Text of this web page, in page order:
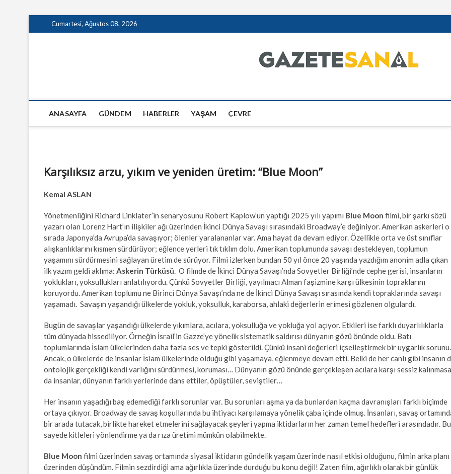
to
Cumartesi, Ağustos 08, 2026
ANASAYFA GÜNDEM HABERLER YAŞAM ÇEVRE
Karşılıksız arzu, yıkım ve yeniden üretim: “Blue Moon”
Kemal ASLAN
Yönetmenliğini Richard Linklater’in senaryosunu Robert Kaplow’un yaptığı 2025 yılı yapımı Blue Moon filmi, bir şarkı sözü
yazarı olan Lorenz Hart’ın ilişkiler ağı üzerinden İkinci Dünya Savaşı sırasındaki Broadway’e değiniyor. Amerikan askerleri o
sırada Japonya’da Avrupa’da savaşıyor; ölenler yaralananlar var. Ama hayat da devam ediyor. Özellikle orta ve üst sınıflar
alışkanlıklarını kısmen sürdürüyor; eğlence yerleri tık tıklım dolu. Amerikan toplumunda savaşı destekleyen, toplumun
yaşamını sürdürmesini sağlayan üretim de sürüyor. Filmi izlerken bundan 50 yıl önce 20 yaşında yazdığım anonim adla çıkan
ilk yazım geldi aklıma: Askerin Türküsü . O filmde de İkinci Dünya Savaşı’nda Sovyetler Birliği’nde cephe gerisi, insanların
yoklukları, yoksullukları anlatılıyordu. Çünkü Sovyetler Birliği, yayılmacı Alman faşizmine karşı ülkesinin topraklarını
koruyordu. Amerikan toplumu ne Birinci Dünya Savaşı’nda ne de İkinci Dünya Savaşı sırasında kendi topraklarında savaşı
yaşamadı. Savaşın yaşandığı ülkelerde yokluk, yoksulluk, karaborsa, ahlaki değerlerin erimesi gözlenen olgulardı.
Bugün de savaşlar yaşandığı ülkelerde yıkımlara, acılara, yoksulluğa ve yokluğa yol açıyor. Etkileri ise farklı duyarlılıklarla
tüm dünyada hissediliyor. Örneğin İsrail’in Gazze’ye yönelik sistematik saldırısı dünyanın gözü önünde oldu. Batı
toplumlarında İslam ülkelerinden daha fazla ses ve tepki gösterildi. Çünkü insani değerleri içselleştirmek bir uygarlık sorunu.
Ancak, o ülkelerde de insanlar İslam ülkelerinde olduğu gibi yaşamaya, eğlenmeye devam etti. Belki de her canlı gibi insanın
ontolojik gerçekliği kendi varlığını sürdürmesi, koruması… Dünyanın gözü önünde gerçekleşen acılara karşı sessiz kalınmasa
da insanlar, dünyanın farklı yerlerinde dans ettiler, öpüştüler, seviştiler…
Her insanın yaşadığı baş edemediği farklı sorunlar var. Bu sorunları aşma ya da bunlardan kaçma davranışları farklı biçimde
ortaya çıkıyor. Broadway de savaş koşullarında bu ihtiyacı karşılamaya yönelik çaba içinde olmuş. İnsanları, savaş
bir arada tutacak, birlikte hareket etmelerini sağlayacak şeyleri yapma iktidarların her zaman temel hedefleri arasındadır. Bu
sayede kitleleri yönlendirme ya da rıza üretimi mümkün olabilmekte.
Blue Moon filmi üzerinden savaş ortamında siyasal iktidarın gündelik yaşam üzerinde nasıl etkisi olduğunu, filmin arka planı
üzerinden düşündüm. Filmin sezdirdiği ama ağırlıkla üzerinde durduğu bu konu değil! Zaten film, ağırlıklı olarak bir günlük